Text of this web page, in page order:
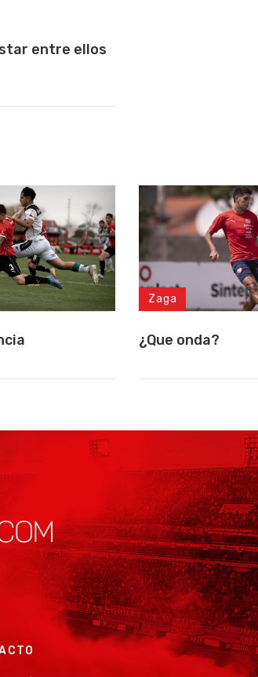
entre ellos
Zaga
¿Que onda?